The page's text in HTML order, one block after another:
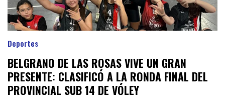
BELGRANO DE LAS ROSAS VIVE UN GRAN
PRESENTE: CLASIFICÓ A LA RONDA FINAL DEL
PROVINCIAL SUB 14 DE VÓLEY
Deportes